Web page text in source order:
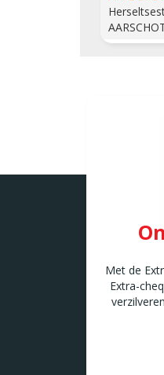
Avenue
Avenue
Chaussée
Met de
Extra-